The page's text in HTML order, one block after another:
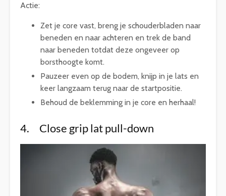
Actie:
Zet je core vast, breng je schouderbladen naar
beneden en naar achteren en trek de band
naar beneden totdat deze ongeveer op
borsthoogte komt.
Pauzeer even op de bodem, knijp in je lats en
keer langzaam terug naar de startpositie.
Behoud de beklemming in je core en herhaal!
4. Close grip lat pull-down